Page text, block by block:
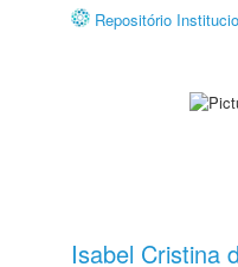
Repositório
Isabel Cristina